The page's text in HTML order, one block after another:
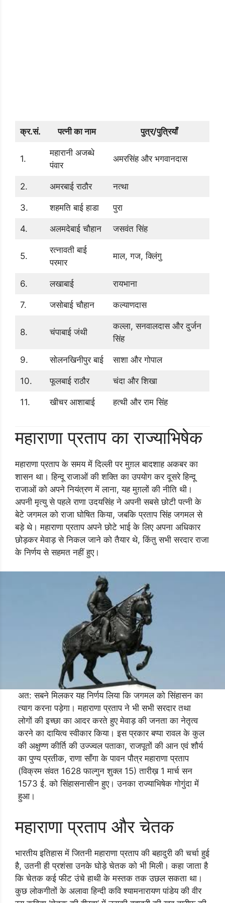
क्र.सं. पत्नी का नाम पुत्र/पुत्रियाँ
1.
महारानी अजब्धे
पंवार
अमरसिंह और भगवानदास
2. अमरबाई राठौर नत्था
3. शहमति बाई हाडा पुरा
4. अलमदेबाई चौहान जसवंत सिंह
5.
रत्नावती बाई
परमार
माल, गज, क्लिंगु
6. लखाबाई रायभाना
7. जसोबाई चौहान कल्याणदास
8. चंपाबाई जंथी
कल्ला, सनवालदास और दुर्जन
सिंह
9. सोलनखिनीपुर बाई साशा और गोपाल
10. फूलबाई राठौर चंदा और शिखा
11. खीचर आशाबाई हत्थी और राम सिंह
महाराणा प्रताप का राज्याभिषेक
महाराणा प्रताप के समय में दिल्ली पर मुग़ल बादशाह अकबर का
शासन था। हिन्दू राजाओं की शक्ति का उपयोग कर दूसरे हिन्दू
राजाओं को अपने नियंत्रण में लाना, यह मुग़लों की नीति थी।
अपनी मृत्यु से पहले राणा उदयसिंह ने अपनी सबसे छोटी पत्नी के
बेटे जगमल को राजा घोषित किया, जबकि प्रताप सिंह जगमल से
बड़े थे। महाराणा प्रताप अपने छोटे भाई के लिए अपना अधिकार
छोड़कर मेवाड़ से निकल जाने को तैयार थे, किंतु सभी सरदार राजा
के निर्णय से सहमत नहीं हुए।
अत: सबने मिलकर यह निर्णय लिया कि जगमल को सिंहासन का
त्याग करना पड़ेगा। महाराणा प्रताप ने भी सभी सरदार तथा
लोगों की इच्छा का आदर करते हुए मेवाड़ की जनता का नेतृत्व
करने का दायित्व स्वीकार किया। इस प्रकार बप्पा रावल के कुल
की अक्षुण्ण कीर्ति की उज्ज्वल पताका, राजपूतों की आन एवं शौर्य
का पुण्य प्रतीक, राणा साँगा के पावन पौत्र महाराणा प्रताप
(विक्रम संवत 1628 फाल्गुन शुक्ल 15) तारीख़ 1 मार्च सन
1573 ई. को सिंहासनासीन हुए। उनका राज्याभिषेक गोगुंदा में
हुआ।
महाराणा प्रताप और चेतक
भारतीय इतिहास में जितनी महाराणा प्रताप की बहादुरी की चर्चा हुई
है, उतनी ही प्रशंसा उनके घोड़े चेतक को भी मिली। कहा जाता है
कि चेतक कई फीट उंचे हाथी के मस्तक तक उछल सकता था।
कुछ लोकगीतों के अलावा हिन्दी कवि श्यामनारायण पांडेय की वीर